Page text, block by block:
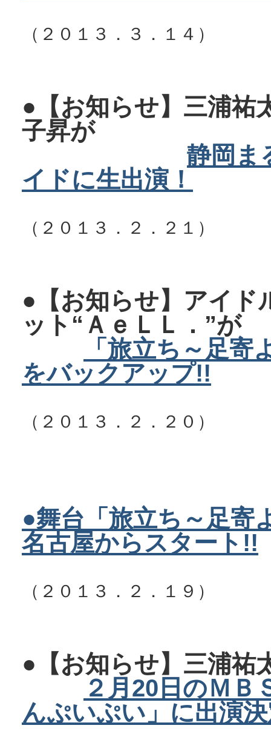
（２０１３．３．１４）
●【お知らせ】三浦祐
子昇が
静岡ま
イドに生出演！
（２０１３．２．２１）
●【お知らせ】アイド
ット“ＡｅＬＬ．”が
「旅立ち～足寄
をバックアップ!!
（２０１３．２．２０）
●舞台「旅立ち～足寄
名古屋からスタート!!
（２０１３．２．１９）
●【お知らせ】三浦祐
２月20日のＭＢ
んぷいぷい」に出演